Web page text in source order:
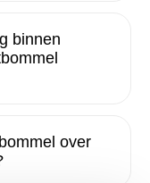
binnen
over